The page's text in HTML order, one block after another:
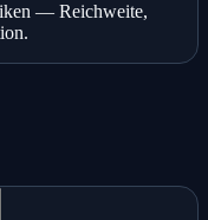
— Reichweite,